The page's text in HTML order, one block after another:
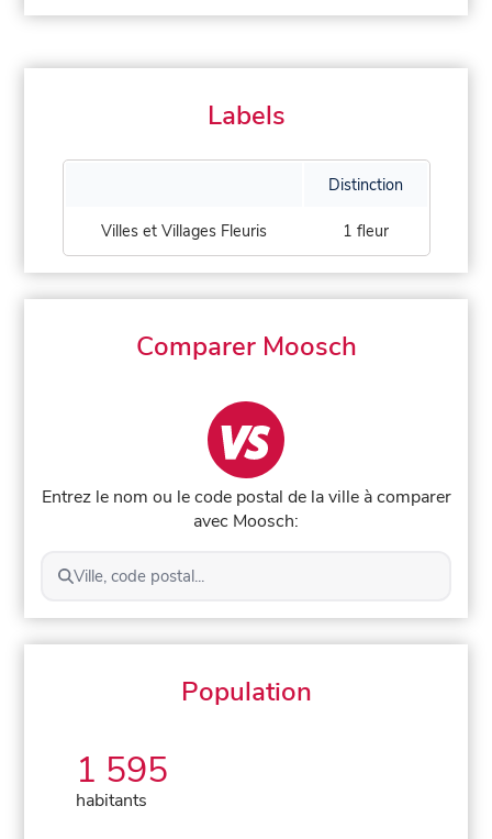
Labels
Distinction
Villes et Villages Fleuris 1 fleur
Comparer Moosch
Entrez le nom ou le code postal de la ville à comparer
avec Moosch:
Ville, code postal...
Population
1 595
habitants